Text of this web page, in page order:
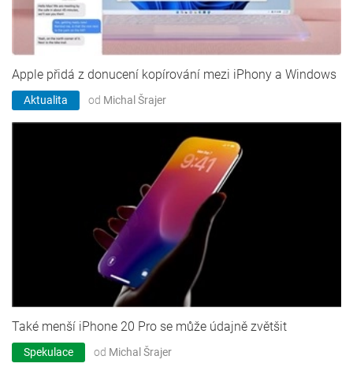
Apple přidá z donucení kopírování mezi iPhony a Windows
Aktualita od Michal Šrajer
Také menší iPhone 20 Pro se může údajně zvětšit
Spekulace od Michal Šrajer